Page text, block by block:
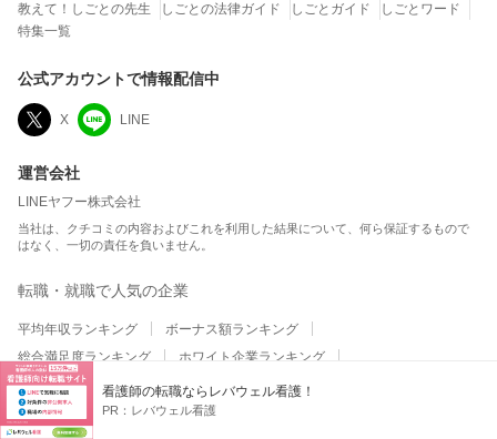
看護師の転職ならレバウェル看護！
PR： レバウェル看護
教えて！しごとの先生
しごとの法律ガイド しごとガイド
しごとワード
特集一覧
公式アカウントで情報配信中
X LINE
運営会社
LINEヤフー株式会社
当社は、クチコミの内容およびこれを利用した結果について、何ら保証するもので
はなく、一切の責任を負いません。
転職・就職で人気の企業
平均年収ランキング
ボーナス額ランキング
総合満足度ランキング
ホワイト企業ランキング
ワークライフバランスランキング
職場の人間関係ランキング
平均残業時間ランキング
テレワーク・リモートワークランキング